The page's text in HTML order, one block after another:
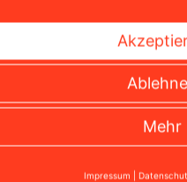
Antworten in der KI-
birgt für
Google nun klare
greift die
Mehr
Impressum